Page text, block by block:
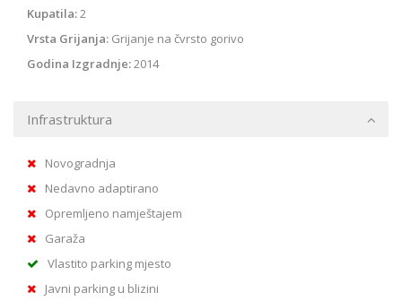
Kupatila:2
Vrsta Grijanja: Grijanje na čvrsto gorivo
Godina Izgradnje:2014
Infrastruktura
Novogradnja
Nedavno adaptirano
Opremljeno namještajem
Garaža
Vlastito parking mjesto
Javni parking u blizini